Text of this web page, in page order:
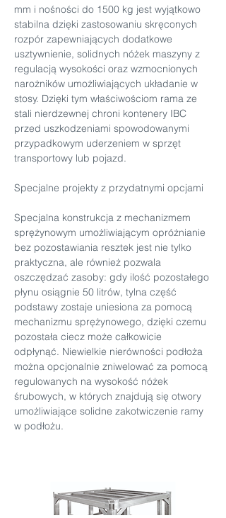
mm i nośności do 1500 kg jest wyjątkowo
stabilna dzięki zastosowaniu skręconych
rozpór zapewniających dodatkowe
usztywnienie, solidnych nóżek maszyny z
regulacją wysokości oraz wzmocnionych
narożników umożliwiających układanie w
stosy. Dzięki tym właściwościom rama ze
stali nierdzewnej chroni kontenery IBC
przed uszkodzeniami spowodowanymi
przypadkowym uderzeniem w sprzęt
transportowy lub pojazd.
Specjalne projekty z przydatnymi opcjami
Specjalna konstrukcja z mechanizmem
sprężynowym umożliwiającym opróżnianie
bez pozostawiania resztek jest nie tylko
praktyczna, ale również pozwala
oszczędzać zasoby: gdy ilość pozostałego
płynu osiągnie 50 litrów, tylna część
podstawy zostaje uniesiona za pomocą
mechanizmu sprężynowego, dzięki czemu
pozostała ciecz może całkowicie
odpłynąć. Niewielkie nierówności podłoża
można opcjonalnie zniwelować za pomocą
regulowanych na wysokość nóżek
śrubowych, w których znajdują się otwory
umożliwiające solidne zakotwiczenie ramy
w podłożu.